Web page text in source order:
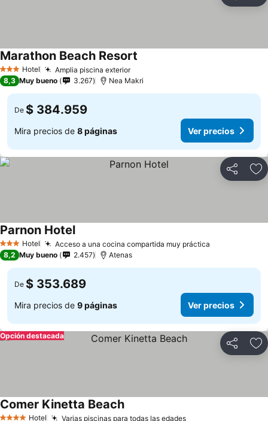
3 Estrellas
Hotel Amplia piscina exteriorVer precios
Marathon Beach Resort
8,3 Muy bueno 3.267 Nea Makri
De $ 384.959
Mira precios de 8 páginas Ver precios
Compartir
3 Estrellas
Hotel Acceso a una cocina compartida muy práctica
Parnon HotelVer precios
8,2 Muy bueno 2.457 Atenas
De $ 353.689
Mira precios de 9 páginas Ver precios
Compartir
Opción destacada
Hotel Varias piscinas para todas las edades
Comer Kinetta BeachVer precios